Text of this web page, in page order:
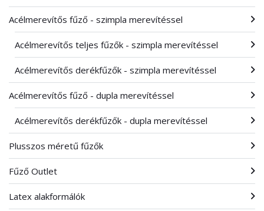
Acélmerevítős fűző - szimpla merevítéssel
Acélmerevítős teljes fűzők - szimpla merevítéssel
Acélmerevítős derékfűzők - szimpla merevítéssel
Acélmerevítős fűző - dupla merevítéssel
Acélmerevítős derékfűzők - dupla merevítéssel
Plusszos méretű fűzők
Fűző Outlet
Latex alakformálók